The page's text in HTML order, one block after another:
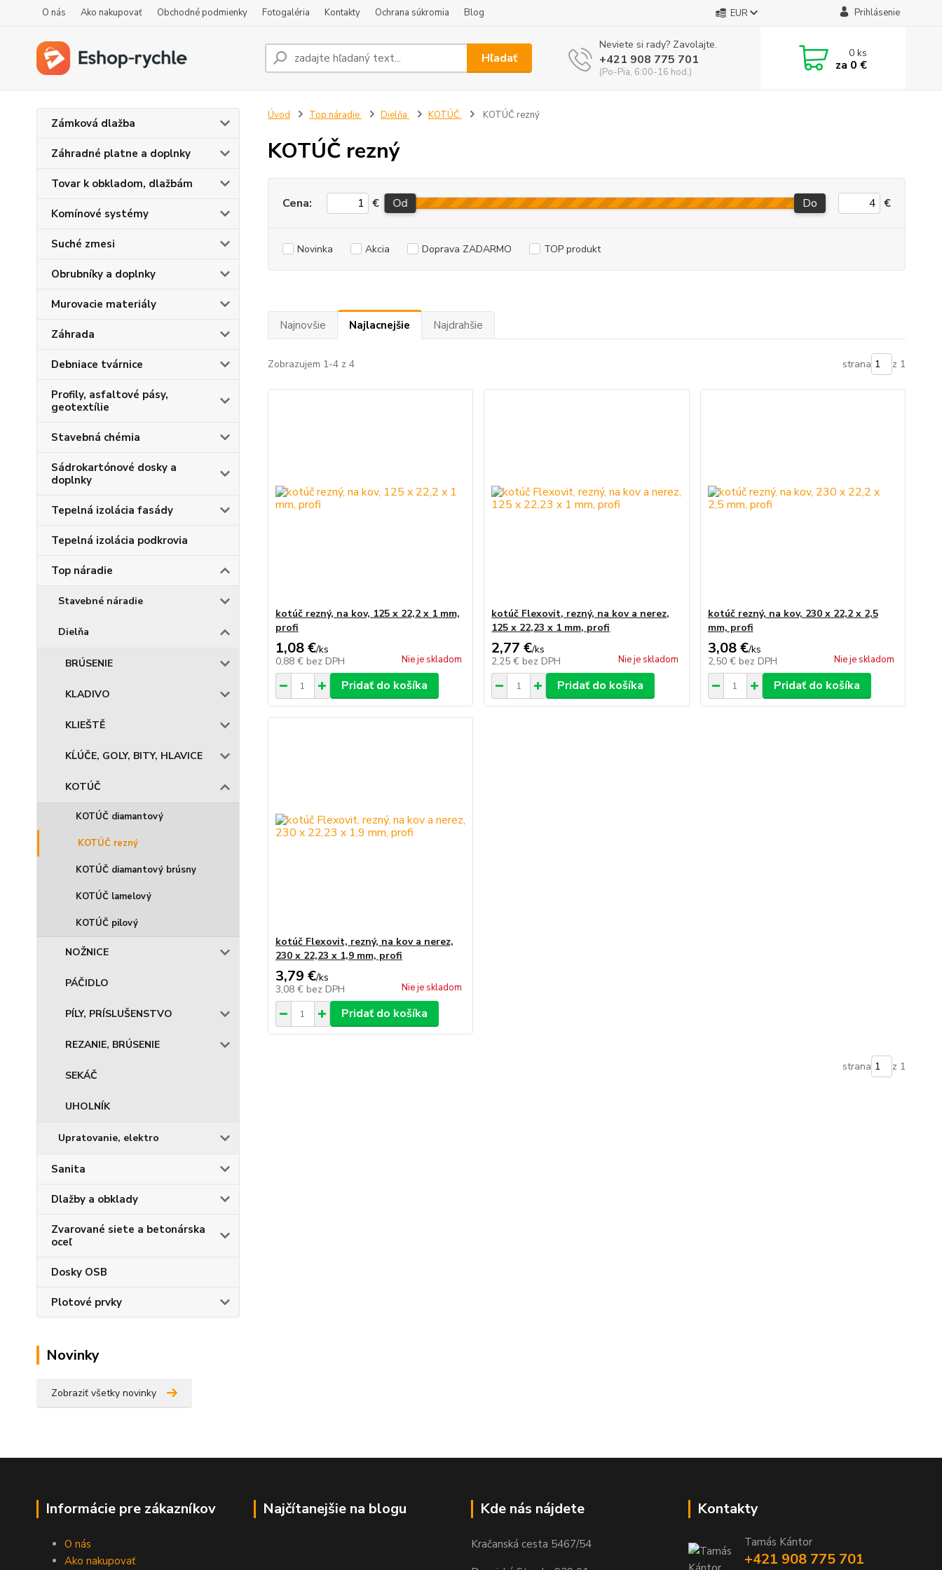
O nás Ako nakupovať Obchodné podmienky Fotogaléria Kontakty Ochrana súkromia Blog EUR Prihlásenie
Hľadať
Neviete si rady? Zavolajte.
+421 908 775 701
(Po-Pia, 6:00-16 hod.)
0ks
za 0 €
Zámková dlažba
Záhradné platne a doplnky
Tovar k obkladom, dlažbám
Komínové systémy
Suché zmesi
Obrubníky a doplnky
Murovacie materiály
Záhrada
Debniace tvárnice
Profily, asfaltové pásy,
geotextílie
Stavebná chémia
Sádrokartónové dosky a
doplnky
Tepelná izolácia fasády
Tepelná izolácia podkrovia
Top náradie
Stavebné náradie
Dielňa
BRÚSENIE
KLADIVO
KLIEŠTĚ
KĹÚČE, GOLY, BITY, HLAVICE
KOTÚČ
KOTÚČ diamantový
KOTÚČ rezný
KOTÚČ diamantový brúsny
KOTÚČ lamelový
KOTÚČ pilový
NOŽNICE
PÁČIDLO
PÍLY, PRÍSLUŠENSTVO
REZANIE, BRÚSENIE
SEKÁČ
UHOLNÍK
Upratovanie, elektro
Sanita
Dlažby a obklady
Zvarované siete a betonárska
oceľ
Dosky OSB
Plotové prvky
Novinky
Zobraziť všetky novinky
Úvod Top náradie Dielňa KOTÚČ KOTÚČ rezný
KOTÚČ rezný
Cena: € Od Do €
Novinka Akcia Doprava ZADARMO TOP produkt
Najnovšie Najlacnejšie Najdrahšie
Zobrazujem 1-4 z 4 strana z 1
kotúč rezný, na kov, 125 x 22,2 x 1 mm,
profi
1,08 €/ks
0,88 € bez DPH Nie je skladom
Pridať do košíka
kotúč Flexovit, rezný, na kov a nerez,
125 x 22,23 x 1 mm, profi
2,77 €/ks
2,25 € bez DPH Nie je skladom
Pridať do košíka
kotúč rezný, na kov, 230 x 22,2 x 2,5
mm, profi
3,08 €/ks
2,50 € bez DPH Nie je skladom
Pridať do košíka
kotúč Flexovit, rezný, na kov a nerez,
230 x 22,23 x 1,9 mm, profi
3,79 €/ks
3,08 € bez DPH Nie je skladom
Pridať do košíka
strana z 1
Informácie pre zákazníkov
O nás
Ako nakupovať
Najčítanejšie na blogu Kde nás nájdete
Kračanská cesta 5467/54
Kontakty
Tamás Kántor
+421 908 775 701